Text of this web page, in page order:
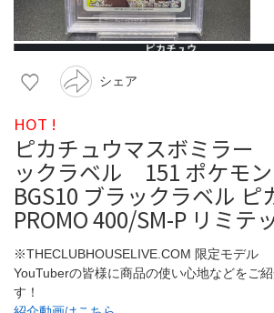
シェア
HOT !
ピカチュウマスボミラー
ックラベル 151 ポケモ
BGS10 ブラックラベル ピ
PROMO 400/SM-P リミテ
※THECLUBHOUSELIVE.COM 限定モデル
YouTuberの皆様に商品の使い心地などをご
す！